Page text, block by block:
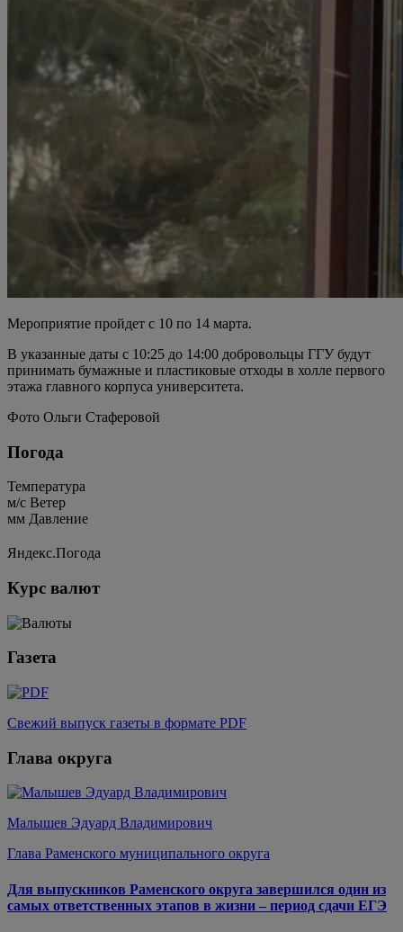
Мероприятие пройдет с 10 по 14 марта.
В указанные даты с 10:25 до 14:00 добровольцы ГГУ будут
принимать бумажные и пластиковые отходы в холле первого
этажа главного корпуса университета.
Фото Ольги Стаферовой
Погода
Температура
м/c Ветер
мм Давление
Яндекс.Погода
Курс валют
Газета
Свежий выпуск газеты в формате PDF
Глава округа
Малышев Эдуард Владимирович
Глава Раменского муниципального округа
Для выпускников Раменского округа завершился один из
самых ответственных этапов в жизни – период сдачи ЕГЭ